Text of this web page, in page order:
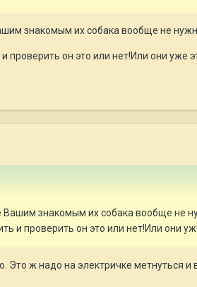
знакомым их собака вообще не
он это или нет!Или они уже
Вашим знакомым их собака вообще не
и проверить он это или нет!Или они
Это ж надо на электричке метнуться и